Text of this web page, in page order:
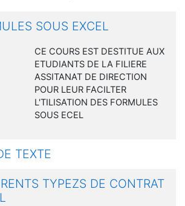
SOUS EXCEL
CE COURS EST DESTITUE AUX
ETUDIANTS DE LA FILIERE
ASSITANAT DE DIRECTION
POUR LEUR FACILTER
L'TILISATION DES FORMULES
SOUS ECEL
TEXTE
TYPEZS DE CONTRAT